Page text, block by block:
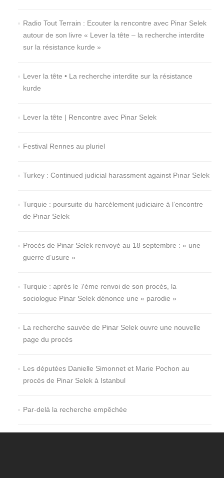
Radio Tout Terrain : Ecouter la rencontre avec Pinar Selek
autour de son livre « Lever la tête – la recherche interdite
sur la résistance kurde »
Lever la tête • La recherche interdite sur la résistance
kurde
Lever la tête | Rencontre avec Pinar Selek
Festival Rennes au pluriel
Turkey : Continued judicial harassment against Pınar Selek
Turquie : poursuite du harcèlement judiciaire à l’encontre
de Pınar Selek
Procès de Pinar Selek renvoyé au 18 septembre : « une
guerre d’usure »
Turquie : après le 7ème renvoi de son procès, la
sociologue Pinar Selek dénonce une « parodie »
La recherche sauvée de Pinar Selek ouvre une nouvelle
page du procès
Les députées Danielle Simonnet et Marie Pochon au
procès de Pinar Selek à Istanbul
Par-delà la recherche empêchée